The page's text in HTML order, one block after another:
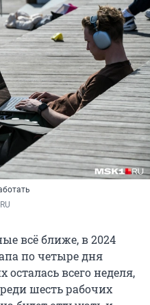
всё ближе, в 2024
по четыре дня
всего неделя,
шесть рабочих